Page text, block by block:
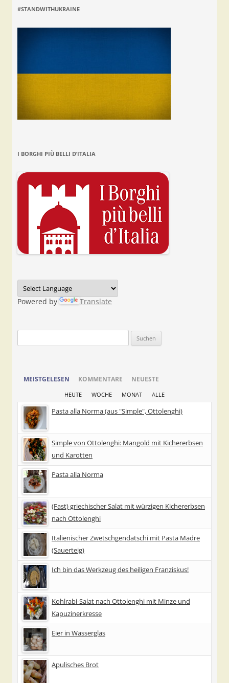
#STANDWITHUKRAINE
I BORGHI PIÙ BELLI D’ITALIA
Powered by Translate
nach:
MEISTGELESEN KOMMENTARE NEUESTE
HEUTE WOCHE MONAT ALLE
Pasta alla Norma (aus "Simple", Ottolenghi)
Simple von Ottolenghi: Mangold mit Kichererbsen
und Karotten
Pasta alla Norma
(Fast) griechischer Salat mit würzigen Kichererbsen
nach Ottolenghi
Italienischer Zwetschgendatschi mit Pasta Madre
(Sauerteig)
Ich bin das Werkzeug des heiligen Franziskus!
Kohlrabi-Salat nach Ottolenghi mit Minze und
Kapuzinerkresse
Eier in Wasserglas
Apulisches Brot